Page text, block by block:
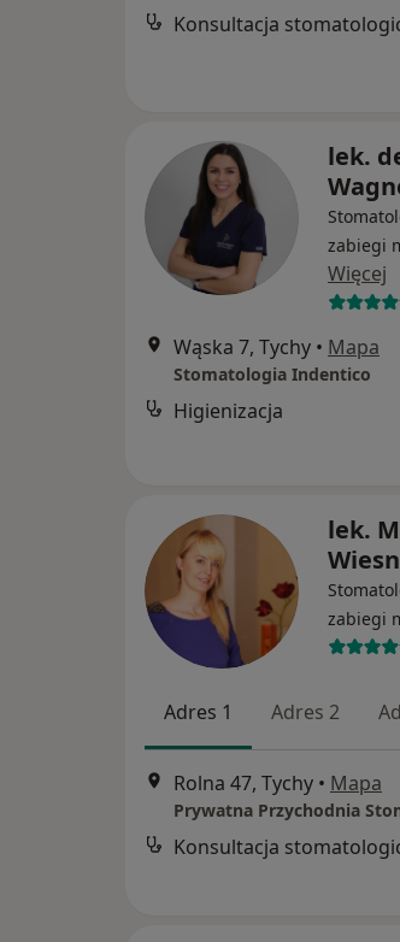
Konsultacja
lek.
zabiegi
Więcej
Wąska 7, Tychy • Mapa
Stomatologia Indentico
Higienizacja
lek.
zabiegi
Adres 1 Adres 2
Rolna 47, Tychy • Mapa
Konsultacja